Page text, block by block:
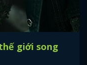
giới song